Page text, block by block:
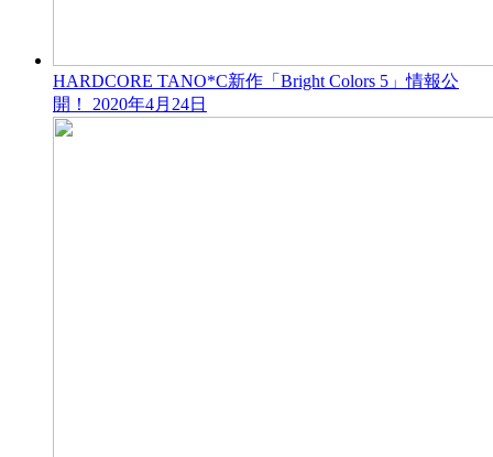
HARDCORE TANO*C新作「Bright Colors 5」情報公
開！ 2020年4月24日